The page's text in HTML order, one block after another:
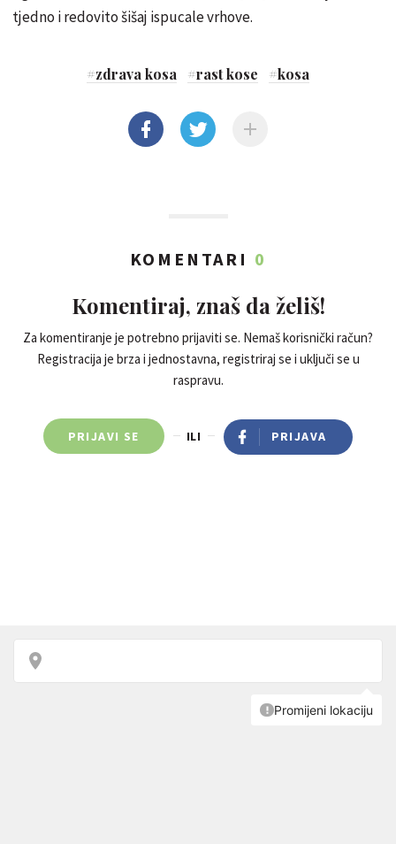
tjedno i redovito šišaj ispucale vrhove.
#zdrava kosa #rast kose #kosa
KOMENTARI 0
Komentiraj, znaš da želiš!
Za komentiranje je potrebno prijaviti se. Nemaš korisnički račun?
Registracija je brza i jednostavna, registriraj se i uključi se u
raspravu.
PRIJAVI SE ILI PRIJAVA